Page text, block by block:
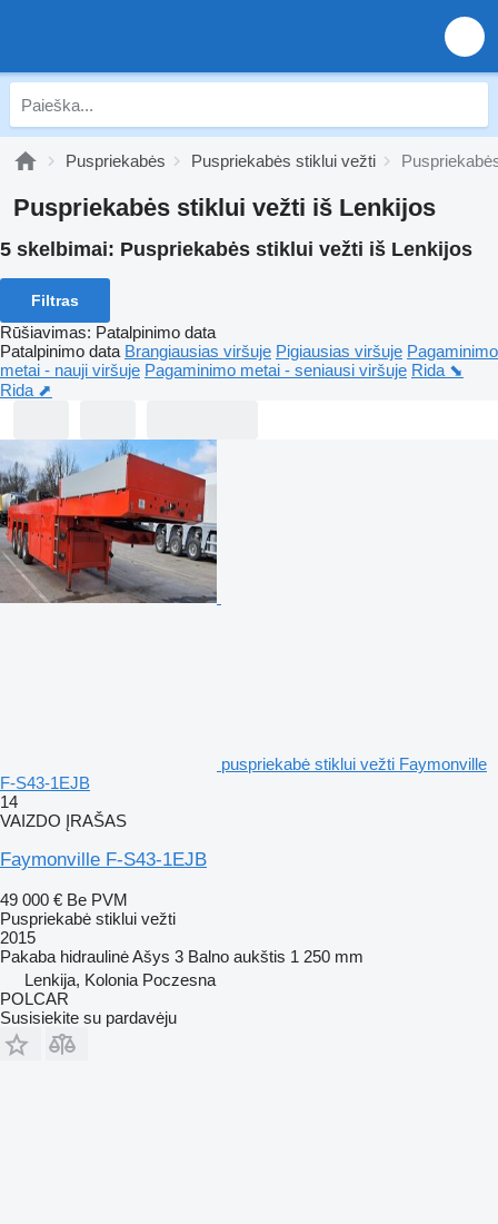
Puspriekabės Puspriekabės stiklui vežti
Puspriekabės stiklui vežti iš Lenkijos
5 skelbimai: Puspriekabės stiklui vežti iš Lenkijos
Filtras
Rūšiavimas: Patalpinimo data
Patalpinimo data Brangiausias viršuje Pigiausias viršuje Pagaminimo
metai - nauji viršuje Pagaminimo metai - seniausi viršuje Rida ⬊
Rida ⬈
puspriekabė stiklui vežti Faymonville
F-S43-1EJB
14
VAIZDO ĮRAŠAS
Faymonville F-S43-1EJB
49 000 € Be PVM
Puspriekabė stiklui vežti
2015
Pakaba hidraulinėAšys 3 Balno aukštis 1 250 mm
Lenkija, Kolonia Poczesna
POLCAR
Susisiekite su pardavėju